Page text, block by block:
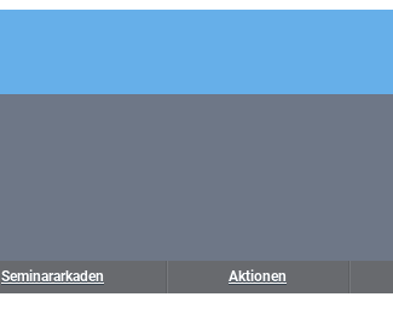
Seminararkaden Aktionen